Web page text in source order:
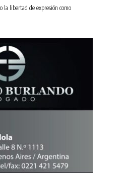
la libertad de expresión como